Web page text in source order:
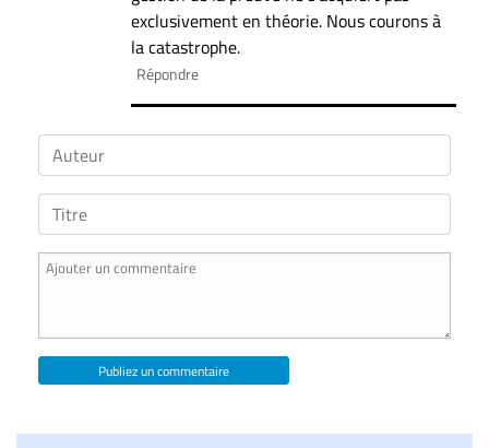
exclusivement en théorie. Nous courons à
la catastrophe.
Répondre
Publiez un commentaire